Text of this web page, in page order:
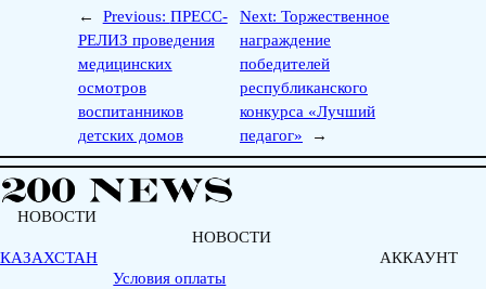
← Previous: ПРЕСС-
РЕЛИЗ проведения
медицинских
осмотров
воспитанников
детских домов
Next:Торжественное
награждение
победителей
республиканского
конкурса «Лучший
педагог»
→
НОВОСТИ
КАЗАХСТАН
НОВОСТИ
Условия оплаты
АККАУНТ